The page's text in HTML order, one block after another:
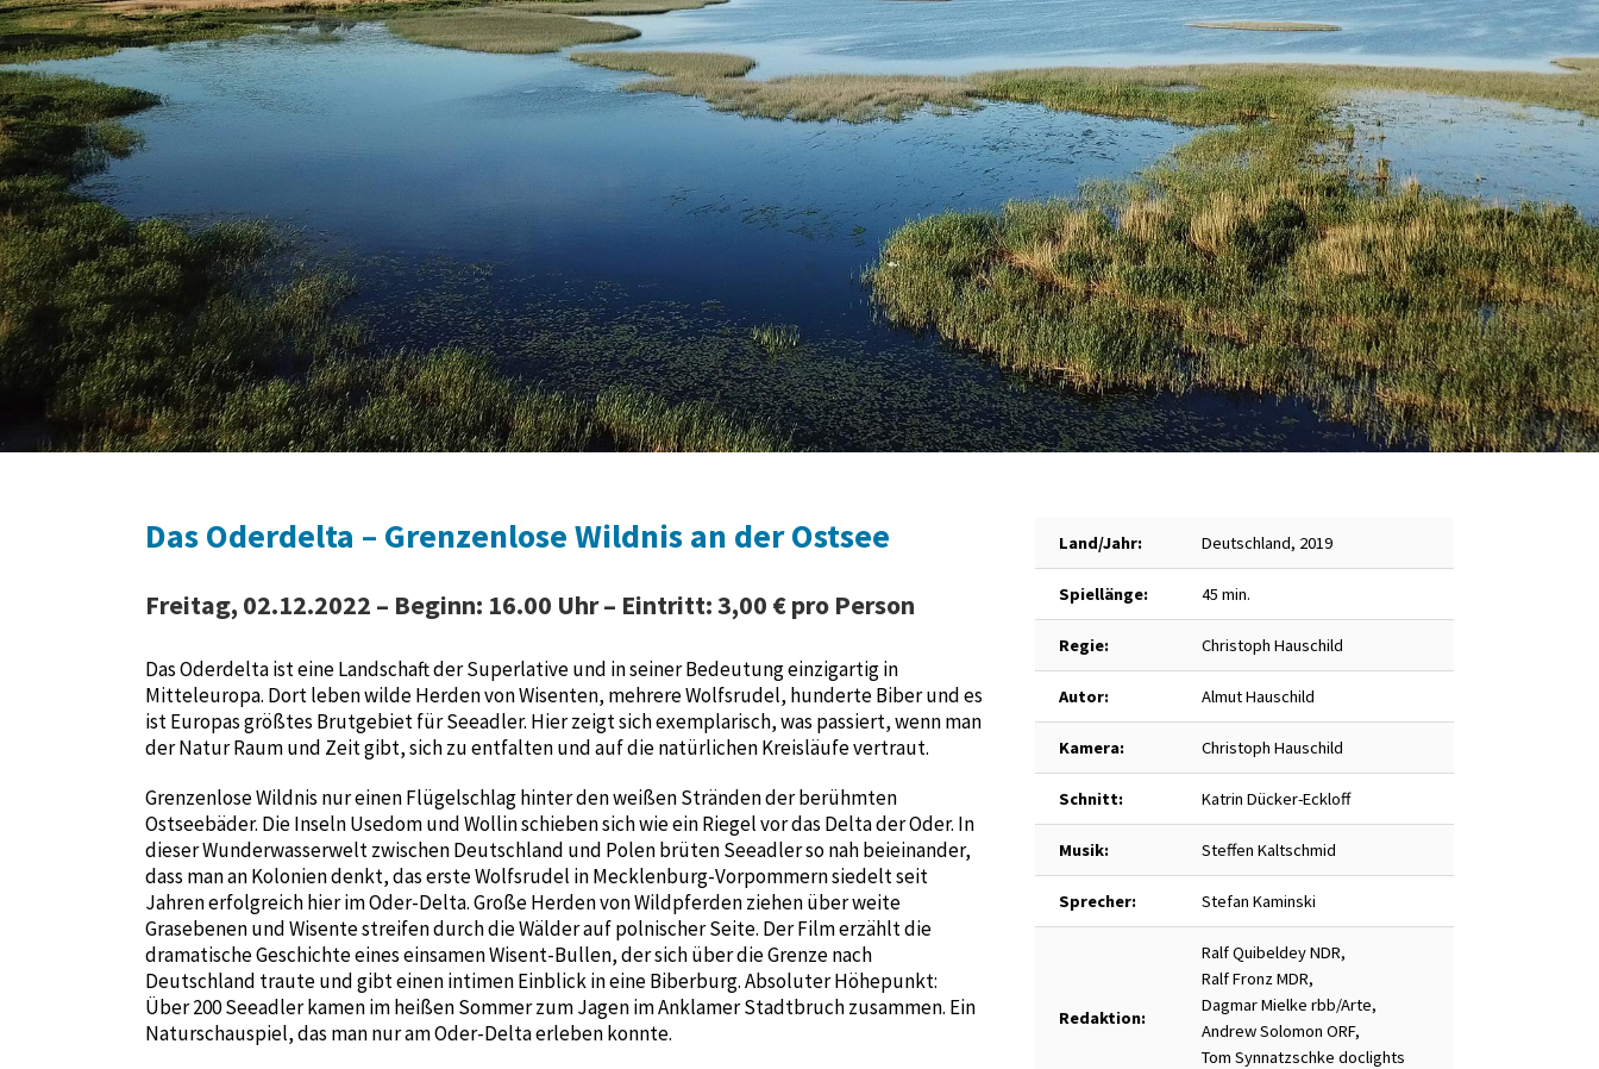
Das Oderdelta – Grenzenlose Wildnis an der Ostsee
Freitag, 02.12.2022 – Beginn: 16.00 Uhr – Eintritt: 3,00 € pro Person
Das Oderdelta ist eine Landschaft der Superlative und in seiner Bedeutung einzigartig in
Mitteleuropa. Dort leben wilde Herden von Wisenten, mehrere Wolfsrudel, hunderte Biber und es
ist Europas größtes Brutgebiet für Seeadler. Hier zeigt sich exemplarisch, was passiert, wenn man
der Natur Raum und Zeit gibt, sich zu entfalten und auf die natürlichen Kreisläufe vertraut.
Grenzenlose Wildnis nur einen Flügelschlag hinter den weißen Stränden der berühmten
Ostseebäder. Die Inseln Usedom und Wollin schieben sich wie ein Riegel vor das Delta der Oder. In
dieser Wunderwasserwelt zwischen Deutschland und Polen brüten Seeadler so nah beieinander,
dass man an Kolonien denkt, das erste Wolfsrudel in Mecklenburg-Vorpommern siedelt seit
Jahren erfolgreich hier im Oder-Delta. Große Herden von Wildpferden ziehen über weite
Grasebenen und Wisente streifen durch die Wälder auf polnischer Seite. Der Film erzählt die
dramatische Geschichte eines einsamen Wisent-Bullen, der sich über die Grenze nach
Deutschland traute und gibt einen intimen Einblick in eine Biberburg. Absoluter Höhepunkt:
Über 200 Seeadler kamen im heißen Sommer zum Jagen im Anklamer Stadtbruch zusammen. Ein
Naturschauspiel, das man nur am Oder-Delta erleben konnte.
Land/Jahr: Deutschland, 2019
Spiellänge: 45 min.
Regie: Christoph Hauschild
Autor: Almut Hauschild
Kamera: Christoph Hauschild
Schnitt: Katrin Dücker-Eckloff
Musik: Steffen Kaltschmid
Sprecher: Stefan Kaminski
Redaktion:
Ralf Quibeldey NDR,
Ralf Fronz MDR,
Dagmar Mielke rbb/Arte,
Andrew Solomon ORF,
Tom Synnatzschke doclights